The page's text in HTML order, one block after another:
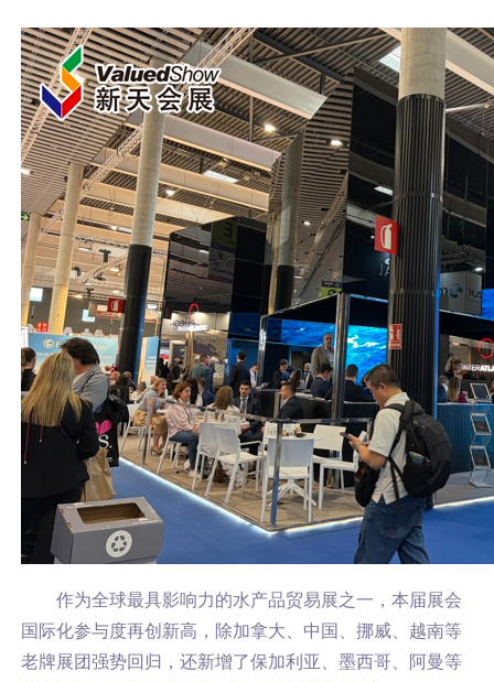
作为全球最具影响力的水产品贸易展之一，本届展会
国际化参与度再创新高， 除加拿大、中国、挪威、越南等
老牌展团强势回归，还新增了保加利亚 、墨西哥、阿曼等